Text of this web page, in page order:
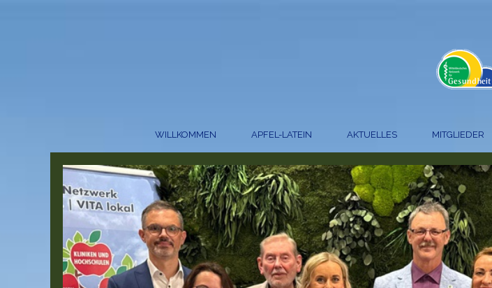
WILLKOMMEN APFEL-LATEIN AKTUELLES MITGLIEDER